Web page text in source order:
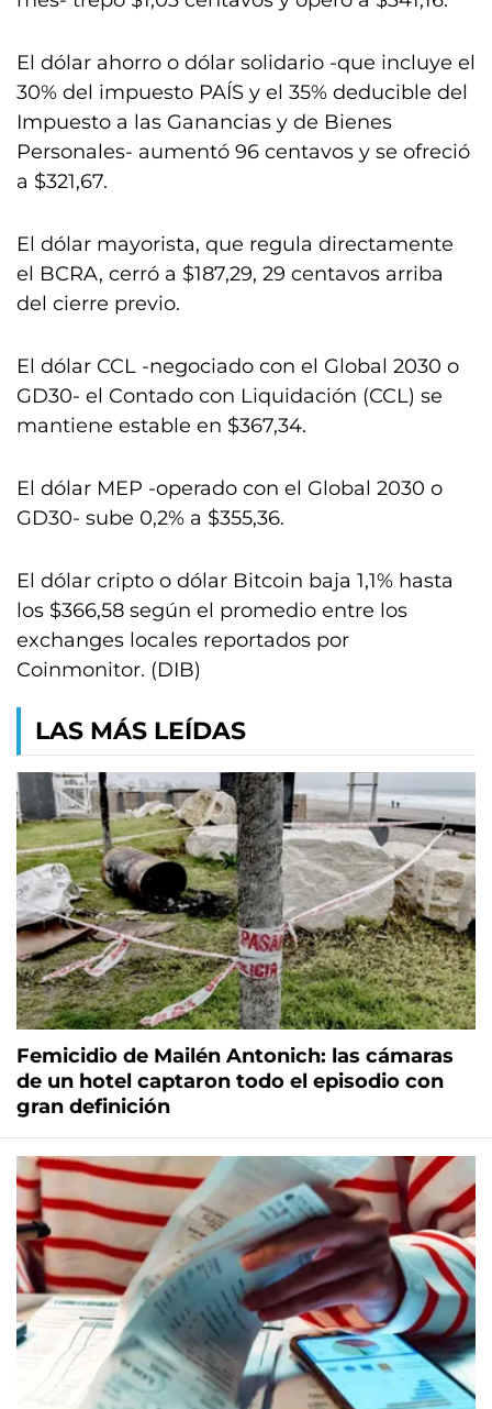
El dólar ahorro o dólar solidario -que incluye el
30% del impuesto PAÍS y el 35% deducible del
Impuesto a las Ganancias y de Bienes
Personales- aumentó 96 centavos y se ofreció
a $321,67.
El dólar mayorista, que regula directamente
el BCRA, cerró a $187,29, 29 centavos arriba
del cierre previo.
El dólar CCL -negociado con el Global 2030 o
GD30- el Contado con Liquidación (CCL) se
mantiene estable en $367,34.
El dólar MEP -operado con el Global 2030 o
GD30- sube 0,2% a $355,36.
El dólar cripto o dólar Bitcoin baja 1,1% hasta
los $366,58 según el promedio entre los
exchanges locales reportados por
Coinmonitor. (DIB)
LAS MÁS LEÍDAS
Femicidio de Mailén Antonich: las cámaras
de un hotel captaron todo el episodio con
gran definición